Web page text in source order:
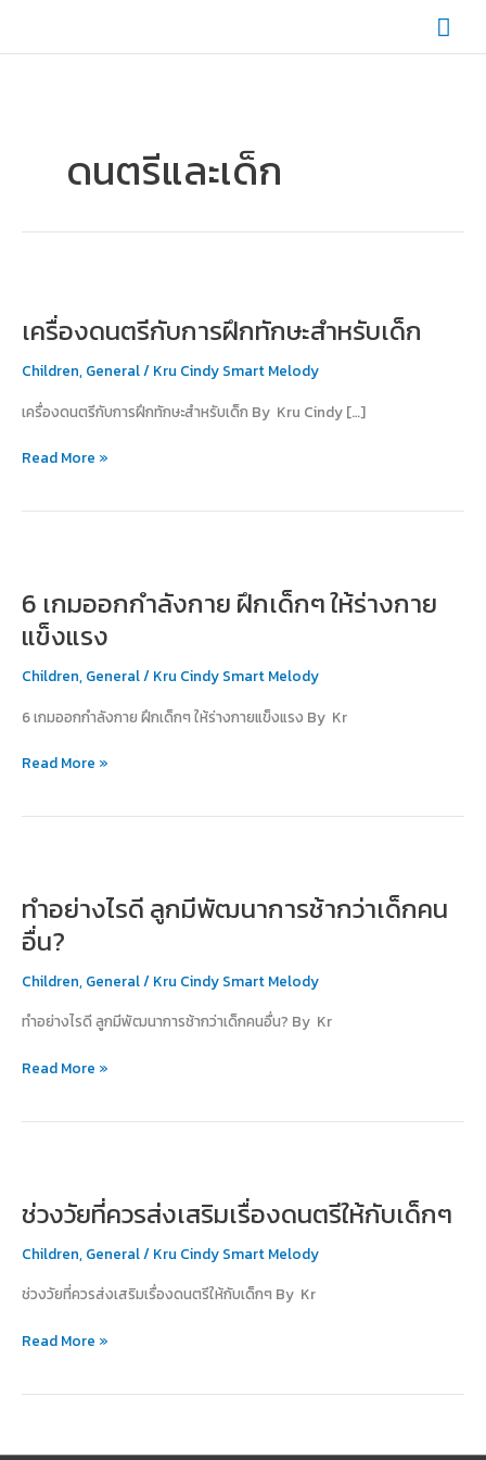
content
ดนตรีและเด็ก
เครื่องดนตรีกับการฝึกทักษะสำหรับเด็ก
Children, General/ Kru Cindy Smart Melody
เครื่องดนตรีกับการฝึกทักษะสำหรับเด็ก By Kru Cindy […]
กับ
ฝึก
ทักษะ
สำหรับ
Read More »
6 เกมออกกำลังกาย ฝึกเด็กๆ ให้ร่างกาย
แข็งแรง
Children, General/ Kru Cindy Smart Melody
6 เกมออกกำลังกาย ฝึกเด็กๆ ให้ร่างกายแข็งแรง By Kr
ออก
กำลัง
กาย
ฝึก
ให้
แข็ง
Read More »
ทำอย่างไรดี ลูกมีพัฒนาการช้ากว่าเด็กคน
อื่น?
Children, General/ Kru Cindy Smart Melody
ทำอย่างไรดี ลูกมีพัฒนาการช้ากว่าเด็กคนอื่น? By Kr
ดี
ลูก
มี
พัฒนาการ
กว่า
คน
Read More »
ช่วงวัยที่ควรส่งเสริมเรื่องดนตรีให้กับเด็กๆ
Children, General/ Kru Cindy Smart Melody
ช่วงวัยที่ควรส่งเสริมเรื่องดนตรีให้กับเด็กๆ By Kr
ที่
ส่ง
เสริม
เรื่อง
ดนตรี
เด็กๆ
Read More »